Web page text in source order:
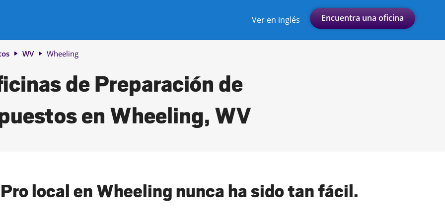
Encuentra una oficina
Ver en inglés
WV Wheeling
de Preparación de
en Wheeling, WV
local en Wheeling nunca ha sido tan fácil.